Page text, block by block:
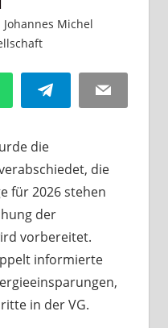
Johannes Michel
Telegram Email
die
die
für 2026 stehen
der
vorbereitet.
informierte
in der VG.